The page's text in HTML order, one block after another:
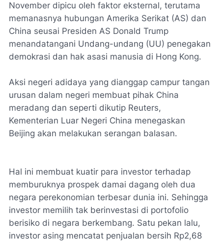
November dipicu oleh faktor eksternal, terutama
memanasnya hubungan Amerika Serikat (AS) dan
China seusai Presiden AS Donald Trump
menandatangani Undang-undang (UU) penegakan
demokrasi dan hak asasi manusia di Hong Kong.
Aksi negeri adidaya yang dianggap campur tangan
urusan dalam negeri membuat pihak China
meradang dan seperti dikutip Reuters,
Kementerian Luar Negeri China menegaskan
Beijing akan melakukan serangan balasan.
Hal ini membuat kuatir para investor terhadap
memburuknya prospek damai dagang oleh dua
negara perekonomian terbesar dunia ini. Sehingga
investor memilih tak berinvestasi di portofolio
berisiko di negara berkembang. Satu pekan lalu,
investor asing mencatat penjualan bersih Rp2,68